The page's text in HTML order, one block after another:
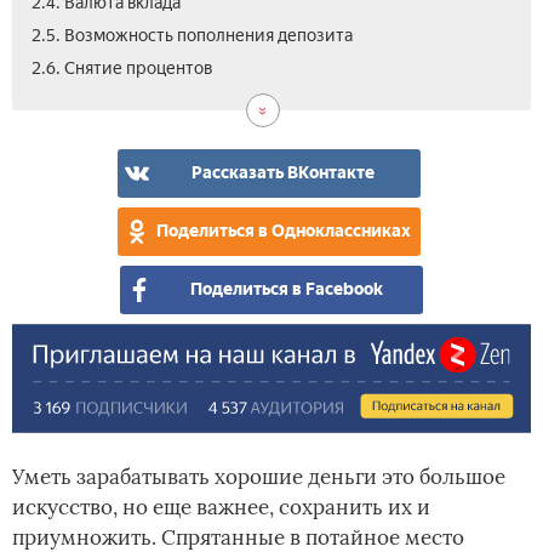
2.5. Возможность пополнения депозита
2.6. Снятие процентов
Рассказать ВКонтакте
Поделиться в Одноклассниках
Поделиться в Facebook
Уметь зарабатывать хорошие деньги это большое
искусство, но еще важнее, сохранить их и
приумножить. Спрятанные в потайное место